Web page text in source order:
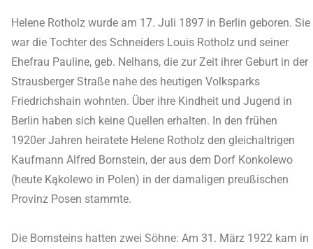
Helene Rotholz wurde am 17. Juli 1897 in Berlin geboren. Sie
war die Tochter des Schneiders Louis Rotholz und seiner
Ehefrau Pauline, geb. Nelhans, die zur Zeit ihrer Geburt in der
Strausberger Straße nahe des heutigen Volksparks
Friedrichshain wohnten. Über ihre Kindheit und Jugend in
Berlin haben sich keine Quellen erhalten. In den frühen
1920er Jahren heiratete Helene Rotholz den gleichaltrigen
Kaufmann Alfred Bornstein, der aus dem Dorf Konkolewo
(heute Kąkolewo in Polen) in der damaligen preußischen
Provinz Posen stammte.
Die Bornsteins hatten zwei Söhne: Am 31. März 1922 kam in